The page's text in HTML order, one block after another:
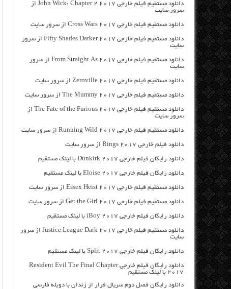
دانلود مستقیم فیلم خارجی John Wick: Chapter 2 2017 از
سرور سایت
دانلود مستقیم فیلم خارجی Cross Wars 2017 از سرور سایت
دانلود مستقیم فیلم خارجی Fifty Shades Darker 2017 از سرور
سایت
دانلود مستقیم فیلم خارجی From Straight As 2017 از سرور
سایت
دانلود مستقیم فیلم خارجی Zeroville 2017 از سرور سایت
دانلود مستقیم فیلم خارجی The Mummy 2017 از سرور سایت
دانلود مستقیم فیلم خارجی The Fate of the Furious 2017 از
سرور سایت
دانلود مستقیم فیلم خارجی Running Wild 2017 از سرور سایت
دانلود فیلم خارجی Rings 2017 از سرور سایت
دانلود رایگان فیلم خارجی Dunkirk 2017 با لینک مستقیم
دانلود رایگان فیلم خارجی Eloise 2017 با لینک مستقیم
دانلود مستقیم فیلم خارجی Essex Heist 2017 از سرور سایت
دانلود مستقیم فیلم خارجی Get the Girl 2017 از سرور سایت
دانلود رایگان فیلم خارجی iBoy 2017 با لینک مستقیم
دانلود مستقیم فیلم خارجی Justice League Dark 2017 از سرور
سایت
دانلود رایگان فیلم خارجی Split 2017 با لینک مستقیم
دانلود رایگان فیلم خارجی Resident Evil The Final Chapter
2017 با لینک مستقیم
دانلود رایگان فصل دوم سریال فرار از زندان با دوبله فارسی